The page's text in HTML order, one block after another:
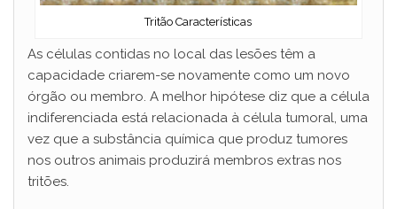
Tritão Características
As células contidas no local das lesões têm a
capacidade criarem-se novamente como um novo
órgão ou membro. A melhor hipótese diz que a célula
indiferenciada está relacionada à célula tumoral, uma
vez que a substância química que produz tumores
nos outros animais produzirá membros extras nos
tritões.